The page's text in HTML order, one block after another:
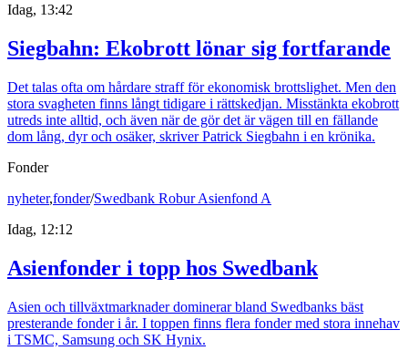
Idag, 13:42
Siegbahn: Ekobrott lönar sig fortfarande
Det talas ofta om hårdare straff för ekonomisk brottslighet. Men den
stora svagheten finns långt tidigare i rättskedjan. Misstänkta ekobrott
utreds inte alltid, och även när de gör det är vägen till en fällande
dom lång, dyr och osäker, skriver Patrick Siegbahn i en krönika.
Fonder
nyheter,fonder/Swedbank Robur Asienfond A
Idag, 12:12
Asienfonder i topp hos Swedbank
Asien och tillväxtmarknader dominerar bland Swedbanks bäst
presterande fonder i år. I toppen finns flera fonder med stora innehav
i TSMC, Samsung och SK Hynix.